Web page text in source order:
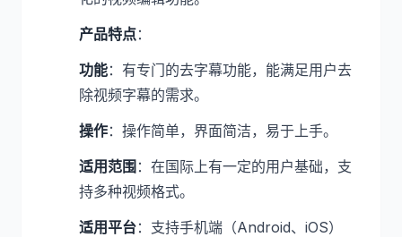
产品特点：
功能：有专门的去字幕功能，能满足用户去
除视频字幕的需求。
操作：操作简单，界面简洁，易于上手。
适用范围 ：在国际上有一定的用户基础，支
持多种视频格式。
适用平台：支持手机端（Android、iOS）